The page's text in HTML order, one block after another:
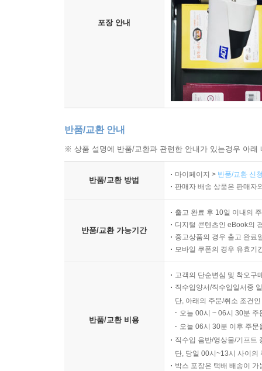
지정 신묘년 5월 17일에 백운 선사가~ 至正辛卯五
백운 선사가 계사년 정월 17일에 하무산~ 師於癸
지정 갑오년 6월 초나흗날에 법안 선인이~ 至正甲
신묘년에 지공 화상에게 올린 송 辛卯年上指空和
갑오년 3월 모일에 안국사에서 지공~ 甲午三月日
다시 12수의 송을 지어 뜻을 보이시다 又作十二頌
정유년 9월 모일에 선지에 답하여 서신을 올리다
기유년 정월 모일에 고산암에 우거할 때~ 己西正
산속에 살며 居山 ......... 238
백운이라는 별호를 지어 주심에 감사하며 謝道號白
금강산으로 들어가는 나옹 화상에게 부침 寄懶翁
낙가산으로 향하는 이를 전송하며 送人洛迦山
마을을 떠나 산으로 돌아오며 出州廻山 ......... 247
신광 장로에게 준 구호 與神光長老口號 ......... 249
금강산 내산의 석불상 金剛山內山石佛相 ......... 250
망인을 애도하다 悼亡人 ......... 252
재상【연안부사】 정설의 시운을 따라 화답함 答
법을 청함에 오언시로 다시 화답하다 復答請法以
서해 관풍사觀風使 권거중에게 답함 答西海權觀風
예원 선교도총통 찬영에게 올림 上芮院禪敎都摠統
포장 안내
반품/교환 안내
※ 상품 설명에 반품/교환과 관련한 안내가 있는경우 아
반품/교환 방법
마이페이지 > 반품/교환 신
판매자 배송 상품은 판매자
반품/교환 가능기간
출고 완료 후 10일 이내의
디지털 콘텐츠인 eBook의
중고상품의 경우 출고 완료
모바일 쿠폰의 경우 유효기
반품/교환 비용
고객의 단순변심 및 착오구
직수입양서/직수입일서중
단, 아래의 주문/취소 조건
오늘 00시 ~ 06시 30분
오늘 06시 30분 이후 주
직수입 음반/영상물/기프트
단, 당일 00시~13시 사이의
박스 포장은 택배 배송이